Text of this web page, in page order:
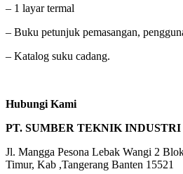
– 1 layar termal
– Buku petunjuk pemasangan,
– Katalog suku cadang.
Hubungi Kami
PT. SUMBER TEKNIK INDUSTRI
Jl. Mangga Pesona Lebak Wangi 2
Timur, Kab ,Tangerang Banten 15521